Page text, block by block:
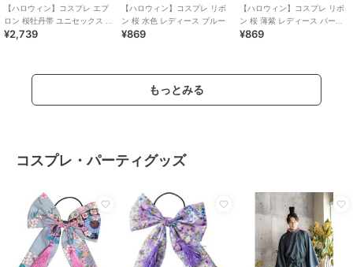
【ハロウィン】コスプレ エプ
ロン 桜牡丹帯 ユニセックス ブ
ルー
¥2,739
【ハロウィン】コスプレ リボ
ン 桜 水色 レディース ブルー
¥869
【ハロウィン】コスプレ リボ
ン 桜 薄紫 レディース パープ
ル
¥869
もっとみる
コスプレ・パーティグッズ